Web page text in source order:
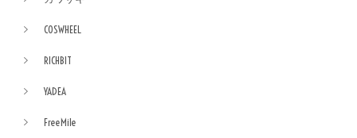
COSWHEEL
RICHBIT
YADEA
FreeMile